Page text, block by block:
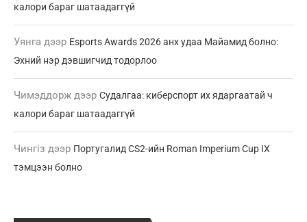
калори бараг шатаадаггүй
Уянга дээр Esports Awards 2026 анх удаа Майамид болно:
Эхний нэр дэвшигчид тодорлоо
Чимэддорж дээр Судалгаа: киберспорт их ядаргаатай ч
калори бараг шатаадаггүй
Чингіз дээр Португалид CS2-ийн Roman Imperium Cup IX
тэмцээн болно